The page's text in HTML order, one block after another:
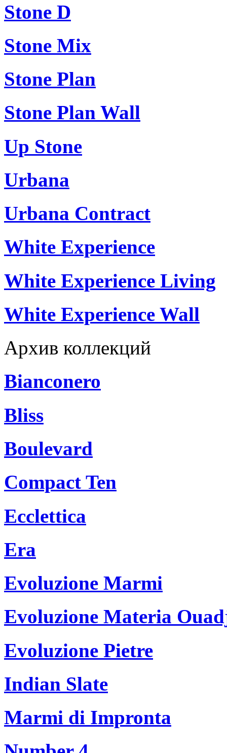
Stone D
Stone Mix
Stone Plan
Stone Plan Wall
Up Stone
Urbana
Urbana Contract
White Experience
White Experience Living
White Experience Wall
Архив коллекций
Bianconero
Bliss
Boulevard
Compact Ten
Ecclettica
Era
Evoluzione Marmi
Evoluzione Materia
Evoluzione Pietre
Indian Slate
Marmi di Impronta